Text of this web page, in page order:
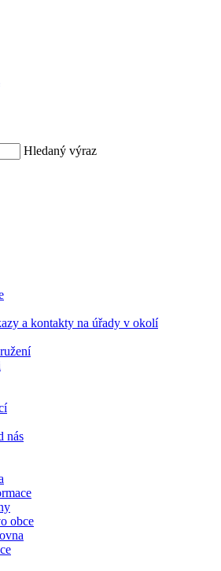
Hledaný výraz
a kontakty na úřady v okolí
nás
obce